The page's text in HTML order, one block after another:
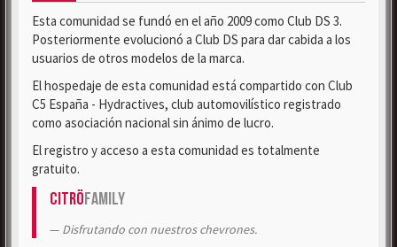
Esta comunidad se fundó en el año 2009 como Club DS 3.
Posteriormente evolucionó a Club DS para dar cabida a los
usuarios de otros modelos de la marca.
El hospedaje de esta comunidad está compartido con Club
C5 España - Hydractives, club automovilístico registrado
como asociación nacional sin ánimo de lucro.
El registro y acceso a esta comunidad es totalmente
gratuito.
CitröFamily
Disfrutando con nuestros chevrones.